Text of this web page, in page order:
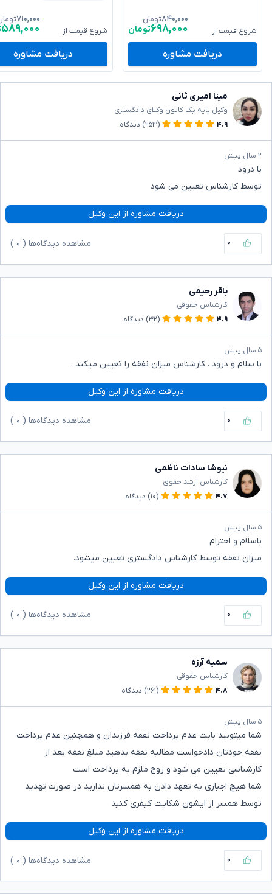
شروع قیمت از
۸۴۰,۰۰۰تومان
۶۹۸,۰۰۰تومان
دریافت مشاوره
شروع قیمت از
۷۱۰,۰۰۰
۵۸۹,۰۰۰
دریافت مشاوره
مینا امیری ثانی
وکیل پایه یک کانون وکلای دادگستری
۴.۹
(۲۵۳) دیدگاه
۲ سال پیش
با درود
توسط کارشناس تعیین می شود
دریافت مشاوره از این وکیل
۰ مشاهده دیدگاه‌ها ( ۰
باقر رحیمی
کارشناس حقوقی
۴.۹
(۳۲) دیدگاه
۵ سال پیش
با سلام و درود . کارشناس میزان نفقه را تعیین میکند .
دریافت مشاوره از این وکیل
۰ مشاهده دیدگاه‌ها ( ۰
نیوشا سادات ناظمی
کارشناس ارشد حقوق
۴.۷
(۱۰) دیدگاه
۵ سال پیش
باسلام و احترام
میزان نفقه توسط کارشناس دادگستری تعیین میشود.
دریافت مشاوره از این وکیل
۰ مشاهده دیدگاه‌ها ( ۰
سمیه آرزه
کارشناس حقوقی
۴.۸
(۲۶۱) دیدگاه
۵ سال پیش
شما میتونید بابت عدم پرداخت نفقه فرزندان و همچنین عدم پرداخت
نفقه خودتان دادخواست مطالبه نفقه بدهید مبلغ نفقه بعد از
کارشناسی تعیین می شود و زوج ملزم به پرداخت است
شما هیچ اجباری به تعهد دادن به همسرتان ندارید در صورت تهدید
توسط همسر از ایشون شکایت کیفری کنید
دریافت مشاوره از این وکیل
۰ مشاهده دیدگاه‌ها ( ۰